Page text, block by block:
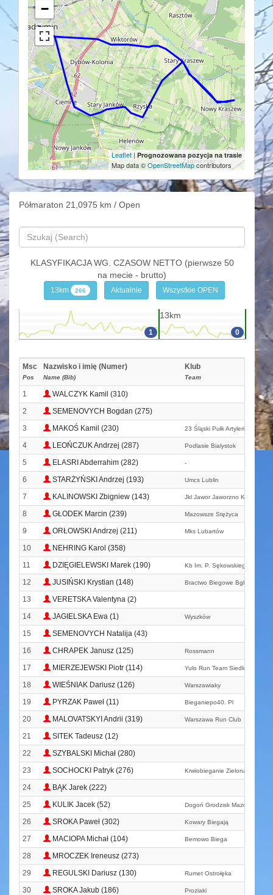
−
Leaflet|Prognozowana pozycja na trasie
Map data ©OpenStreetMapcontributors
Półmaraton 21,0975 km / Open
KLASYFIKACJA WG. CZASOW NETTO (pierwsze 50
na mecie - brutto)
13km 266 Aktualnie Wszystkie OPEN
1
13km
0
Msc
Pos
Nazwisko i imię (Numer)
Name (Bib)
Klub
Team
1
WALCZYK Kamil (310)
2
SEMENOVYCH Bogdan (275)
3
MAKOŚ Kamil (230) 23 Śląski Pułk Artylerii W
4 LEOŃCZUK Andrzej (287) Podlasie Bialystok
5 ELASRI Abderrahim (282) -
6 STARŻYŃSKI Andrzej (193) Umcs Lublin
7 KALINOWSKI Zbigniew (143) Jkl Jawor Jaworzno Kalinowski
8 GŁODEK Marcin (239) Mazowsze Stężyca
9 ORŁOWSKI Andrzej (211) Mks Lubartów
10
NEHRING Karol (358)
11
DZIĘGIELEWSKI Marek (190) Kb Im. P. Sękowskiego W
12 JUSIŃSKI Krystian (148) Bractwo Biegowe Bgk
13
VERETSKA Valentyna (2)
14
JAGIELSKA Ewa (1) Wyszków
15
SEMENOVYCH Natalija (43)
16
CHRAPEK Janusz (125) Rossmann
17 MIERZEJEWSKI Piotr (114) Yulo Run Team Siedlce
18 WIEŚNIAK Dariusz (126) Warszawiaky
19 PYRZAK Paweł (11) Bieganiepo40. Pl
20 MALOVATSKYI Andrii (319) Warszawa Run Club
21
SITEK Tadeusz (12)
22
SZYBALSKI Michał (280)
23
SOCHOCKI Patryk (276) Krwiobieganie Zielona Góra
24
BĄK Jarek (222)
25
KULIK Jacek (52) Dogoń Grodzisk Mazowiecki
26 SROKA Paweł (302) Kowary Biegają
27 MACIOPA Michał (104) Bemowo Biega
28
MROCZEK Ireneusz (273)
29
REGULSKI Dariusz (130) Rumet Ostrołęka
30 SROKA Jakub (186) Proziaki